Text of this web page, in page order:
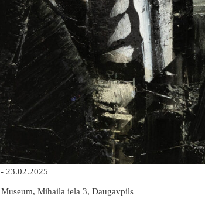
23.02.2025
Mihaila iela 3, Daugavpils